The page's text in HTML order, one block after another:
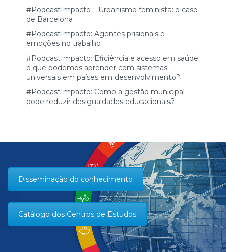
#PodcastImpacto – Urbanismo feminista: o caso
de Barcelona
#PodcastImpacto: Agentes prisionais e
emoções no trabalho
#PodcastImpacto: Eficiência e acesso em saúde:
o que podemos aprender com sistemas
universais em países em desenvolvimento?
#PodcastImpacto: Como a gestão municipal
pode reduzir desigualdades educacionais?
Disseminação do conhecimento
Catálogo dos Centros de Estudos